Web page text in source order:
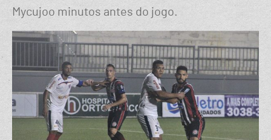
Mycujoo minutos antes do jogo.